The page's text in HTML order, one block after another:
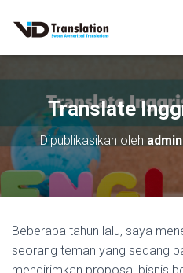
Translate
Dipublikasikan oleh admin
Beberapa tahun lalu, saya
seorang teman yang sedang